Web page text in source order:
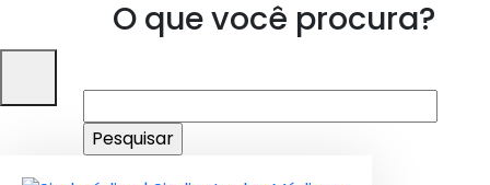
O que você procura?
por: